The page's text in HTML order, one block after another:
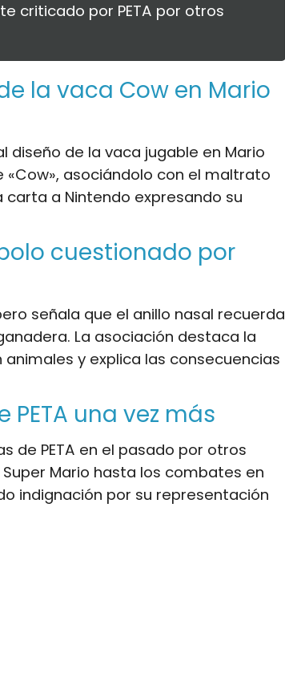
criticado por PETA por otros
la vaca Cow en Mario
diseño de la vaca jugable en Mario
«Cow», asociándolo con el maltrato
carta a Nintendo expresando su
cuestionado por
señala que el anillo nasal recuerda
La asociación destaca la
y explica las consecuencias
una vez más
de PETA en el pasado por otros
Mario hasta los combates en
indignación por su representación